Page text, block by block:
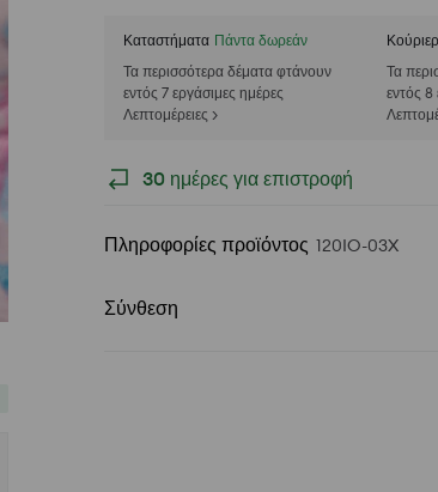
Καταστήματα Πάντα δωρεάν
Τα περισσότερα δέματα φτάνουν
εντός 7 εργάσιμες ημέρες
Λεπτομέρειες >
Τα
εντός 8
30 ημέρες για επιστροφή
Πληροφορίες προϊόντος 120IO-03X
Σύνθεση